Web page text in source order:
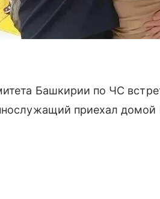
Башкирии по ЧС
приехал домой